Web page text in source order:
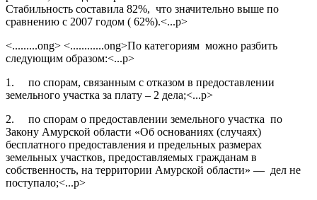
Стабильность составила 82%, что значительно выше по
сравнению с 2007 годом ( 62%).<...p>
<.........ong> <............ong>По категориям можно разбить
следующим образом:<...p>
1. по спорам, связанным с отказом в предоставлении
земельного участка за плату – 2 дела;<...p>
2. по спорам о предоставлении земельного участка по
Закону Амурской области «Об основаниях (случаях)
бесплатного предоставления и предельных размерах
земельных участков, предоставляемых гражданам в
собственность, на территории Амурской области» — дел не
поступало;<...p>